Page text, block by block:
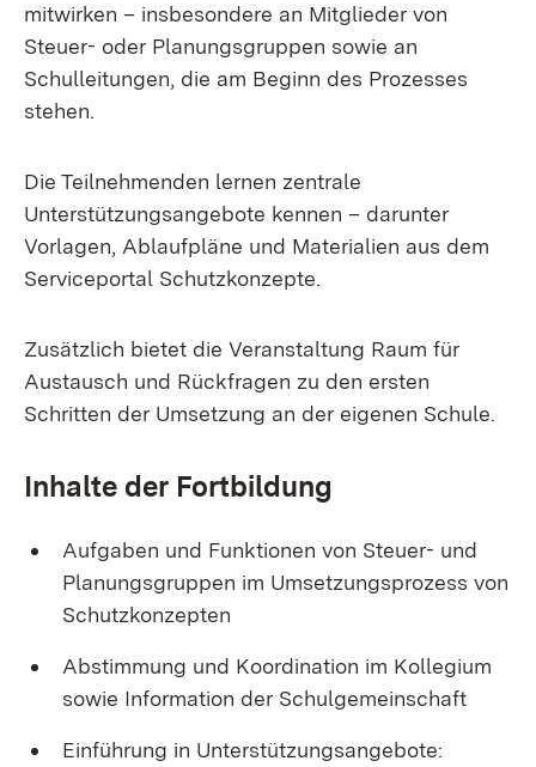
mitwirken – insbesondere an Mitglieder von
Steuer- oder Planungsgruppen sowie an
Schulleitungen, die am Beginn des Prozesses
stehen.
Die Teilnehmenden lernen zentrale
Unterstützungsangebote kennen – darunter
Vorlagen, Ablaufpläne und Materialien aus dem
Serviceportal Schutzkonzepte.
Zusätzlich bietet die Veranstaltung Raum für
Austausch und Rückfragen zu den ersten
Schritten der Umsetzung an der eigenen Schule.
Inhalte der Fortbildung
Aufgaben und Funktionen von Steuer- und
Planungsgruppen im Umsetzungsprozess von
Schutzkonzepten
Abstimmung und Koordination im Kollegium
sowie Information der Schulgemeinschaft
Einführung in Unterstützungsangebote: